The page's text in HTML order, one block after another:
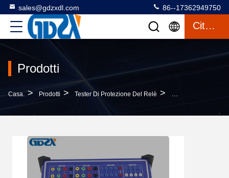
sales@gdzxdl.com 86--17362949750
Citazione
Prodotti
Casa. > Prodotti > Tester Di Protezione Del Relè > ZX-1200 Universal